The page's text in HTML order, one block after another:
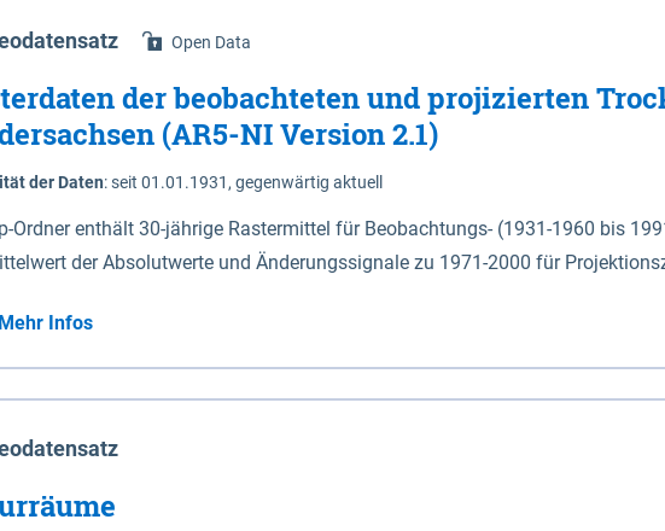
Open Data
der beobachteten und projizierten
(AR5-NI Version 2.1)
der Daten:seit 01.01.1931, gegenwärtig aktuell
Ordner enthält 30-jährige Rastermittel für Beobachtungs- (1931-1960 bis
der Absolutwerte und Änderungssignale zu 1971-2000 für
(Jun. - Aug.) - au: Herbst (Sep. - Nov.) - wi: Winter (Dez. - Feb.) - hyr:
Jahr (Nov. - Okt.) - hsu: Hydrologisches Sommerhalbjahr (Mai -
- vd: Vegetationsruhe (Okt. - Mär.) Neben den Rasterdaten ist eine
zu den Dateinamen und für eine Darstellung im GIS eine
code gegeben.
Mehr Infos